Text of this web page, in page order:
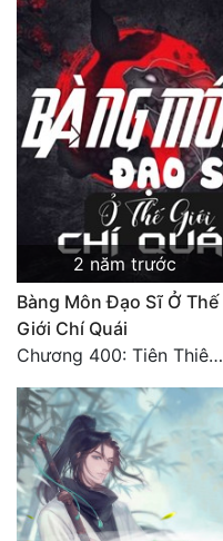
2 năm trước
Bàng Môn Đạo Sĩ Ở Thế
Giới Chí Quái
Chương 400: Tiên Thiên Nhất khí, Thải Dược Quy Đỉnh(2)